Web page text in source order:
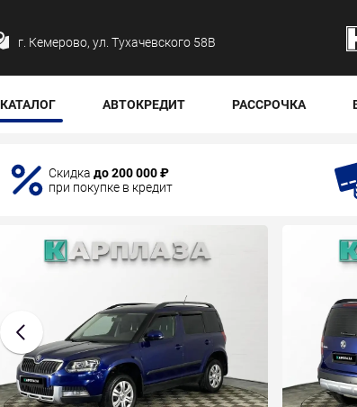
г. Кемерово, ул. Тухачевского 58В
КАТАЛОГ АВТОКРЕДИТ РАССРОЧКА
Скидка до 200 000 ₽
при покупке в кредит